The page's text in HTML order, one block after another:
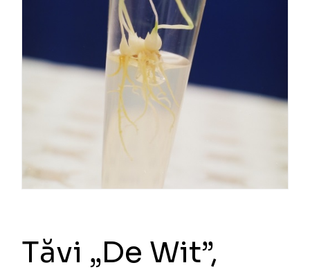
Tăvi „De Wit”,